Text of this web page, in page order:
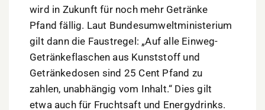
wird in Zukunft für noch mehr Getränke
Pfand fällig. Laut Bundesumweltministerium
gilt dann die Faustregel: „Auf alle Einweg-
Getränkeflaschen aus Kunststoff und
Getränkedosen sind 25 Cent Pfand zu
zahlen, unabhängig vom Inhalt.“ Dies gilt
etwa auch für Fruchtsaft und Energydrinks.